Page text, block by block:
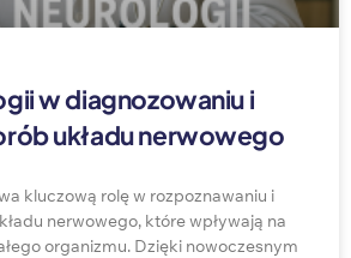
w diagnozowaniu i
układu nerwowego
kluczową rolę w rozpoznawaniu i
nerwowego, które wpływają na
organizmu. Dzięki nowoczesnym